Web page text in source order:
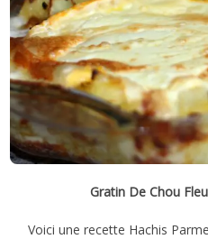
Gratin De Chou
Voici une recette Hachis